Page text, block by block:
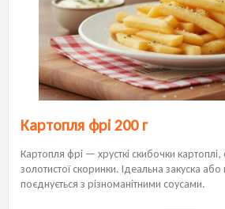
Картопля фрі 200 г
Картопля фрі — хрусткі скибочки
золотистої скоринки. Ідеальна закуска
поєднується з різноманітними соусами.